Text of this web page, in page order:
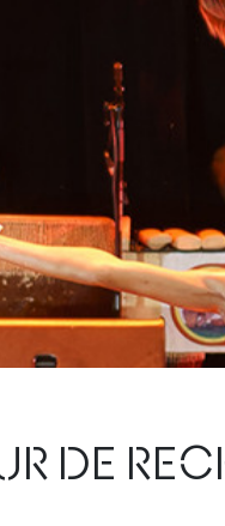
DE